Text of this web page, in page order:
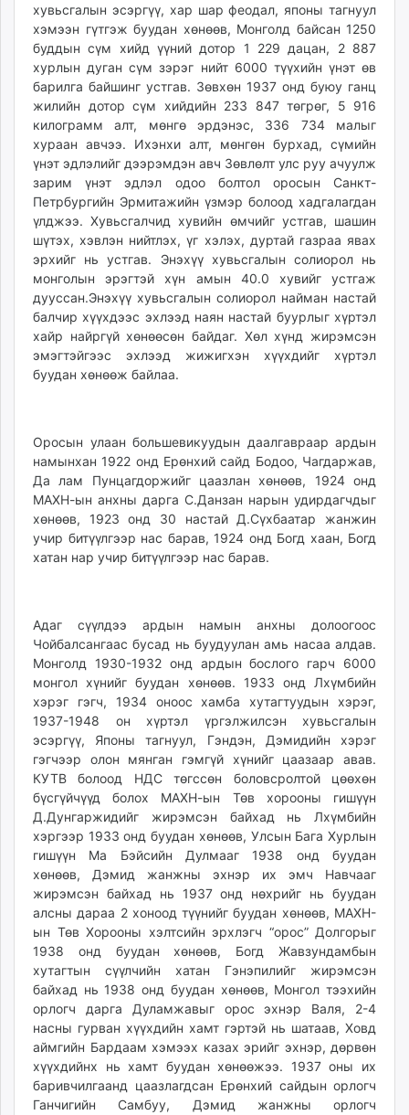
хувьсгалын эсэргүү, хар шар феодал, японы тагнуул
хэмээн гүтгэж буудан хөнөөв, Монголд байсан 1250
буддын сүм хийд үүний дотор 1 229 дацан, 2 887
хурлын дуган сүм зэрэг нийт 6000 түүхийн үнэт өв
барилга байшинг устгав. Зөвхөн 1937 онд буюу ганц
жилийн дотор сүм хийдийн 233 847 төгрөг, 5 916
килограмм алт, мөнгө эрдэнэс, 336 734 малыг
хураан авчээ. Ихэнхи алт, мөнгөн бурхад, сүмийн
үнэт эдлэлийг дээрэмдэн авч Зөвлөлт улс руу ачуулж
зарим үнэт эдлэл одоо болтол оросын Санкт-
Петрбургийн Эрмитажийн үзмэр болоод хадгалагдан
үлджээ. Хувьсгалчид хувийн өмчийг устгав, шашин
шүтэх, хэвлэн нийтлэх, үг хэлэх, дуртай газраа явах
эрхийг нь устгав. Энэхүү хувьсгалын солиорол нь
монголын эрэгтэй хүн амын 40.0 хувийг устгаж
дууссан.Энэхүү хувьсгалын солиорол найман настай
балчир хүүхдээс эхлээд наян настай буурлыг хүртэл
хайр найргүй хөнөөсөн байдаг. Хөл хүнд жирэмсэн
эмэгтэйгээс эхлээд жижигхэн хүүхдийг хүртэл
буудан хөнөөж байлаа.
Оросын улаан большевикуудын даалгавраар ардын
намынхан 1922 онд Ерөнхий сайд Бодоо, Чагдаржав,
Да лам Пунцагдоржийг цаазлан хөнөөв, 1924 онд
МАХН-ын анхны дарга С.Данзан нарын удирдагчдыг
хөнөөв, 1923 онд 30 настай Д.Сүхбаатар жанжин
учир битүүлгээр нас барав, 1924 онд Богд хаан, Богд
хатан нар учир битүүлгээр нас барав.
Адаг сүүлдээ ардын намын анхны долоогоос
Чойбалсангаас бусад нь буудуулан амь насаа алдав.
Монголд 1930-1932 онд ардын бослого гарч 6000
монгол хүнийг буудан хөнөөв. 1933 онд Лхүмбийн
хэрэг гэгч, 1934 оноос хамба хутагтуудын хэрэг,
1937-1948 он хүртэл үргэлжилсэн хувьсгалын
эсэргүү, Японы тагнуул, Гэндэн, Дэмидийн хэрэг
гэгчээр олон мянган гэмгүй хүнийг цаазаар авав.
КУТВ болоод НДС төгссөн боловсролтой цөөхөн
бүсгүйчүүд болох МАХН-ын Төв хорооны гишүүн
Д.Дунгаржидийг жирэмсэн байхад нь Лхүмбийн
хэргээр 1933 онд буудан хөнөөв, Улсын Бага Хурлын
гишүүн Ма Бэйсийн Дулмааг 1938 онд буудан
хөнөөв, Дэмид жанжны эхнэр их эмч Навчааг
жирэмсэн байхад нь 1937 онд нөхрийг нь буудан
алсны дараа 2 хоноод түүнийг буудан хөнөөв, МАХН-
ын Төв Хорооны хэлтсийн эрхлэгч “орос” Долгорыг
1938 онд буудан хөнөөв, Богд Жавзундамбын
хутагтын сүүлчийн хатан Гэнэпилийг жирэмсэн
байхад нь 1938 онд буудан хөнөөв, Монгол тээхийн
орлогч дарга Дуламжавыг орос эхнэр Валя, 2-4
насны гурван хүүхдийн хамт гэртэй нь шатаав, Ховд
аймгийн Бардаам хэмээх казах эрийг эхнэр, дөрвөн
хүүхдийнх нь хамт буудан хөнөөжээ. 1937 оны их
баривчилгаанд цаазлагдсан Ерөнхий сайдын орлогч
Ганчигийн Самбуу, Дэмид жанжны орлогч